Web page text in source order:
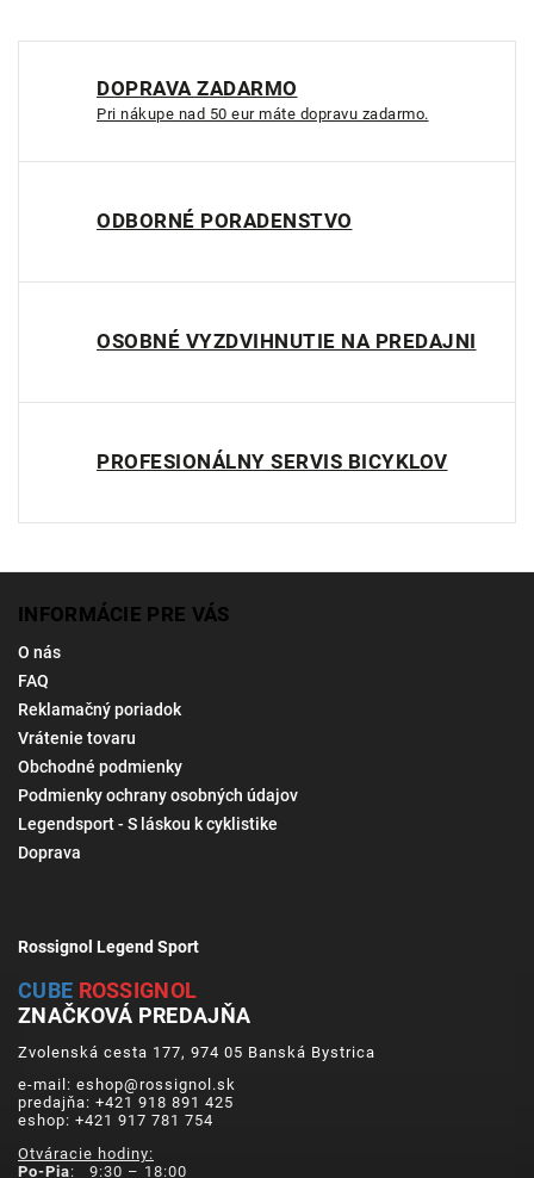
DOPRAVA ZADARMO
Pri nákupe nad 50 eur máte dopravu zadarmo.
ODBORNÉ PORADENSTVO
OSOBNÉ VYZDVIHNUTIE NA PREDAJNI
PROFESIONÁLNY SERVIS BICYKLOV
INFORMÁCIE PRE VÁS
O nás
FAQ
Reklamačný poriadok
Vrátenie tovaru
Obchodné podmienky
Podmienky ochrany osobných údajov
Legendsport - S láskou k cyklistike
Doprava
Rossignol Legend Sport
CUBE ROSSIGNOL
ZNAČKOVÁ PREDAJŇA
Zvolenská cesta 177, 974 05 Banská Bystrica
e-mail: eshop@rossignol.sk
predajňa: +421 918 891 425
eshop: +421 917 781 754
Otváracie hodiny:
Po-Pia: 9:30 – 18:00